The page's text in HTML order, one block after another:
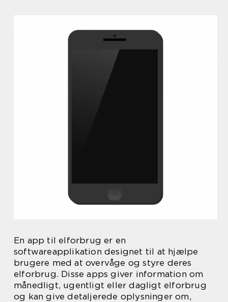
En app til elforbrug er en
softwareapplikation designet til at hjælpe
brugere med at overvåge og styre deres
elforbrug. Disse apps giver information om
månedligt, ugentligt eller dagligt elforbrug
og kan give detaljerede oplysninger om,